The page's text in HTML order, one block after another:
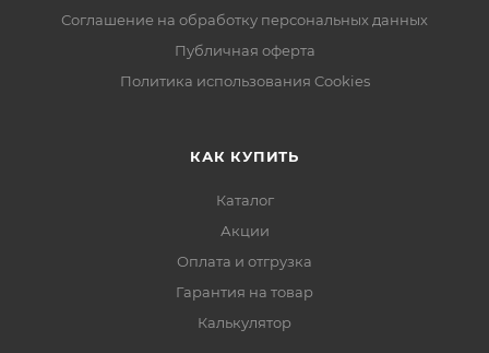
Соглашение на обработку персональных данных
Публичная оферта
Политика использования Cookies
КАК КУПИТЬ
Каталог
Акции
Оплата и отгрузка
Гарантия на товар
Калькулятор